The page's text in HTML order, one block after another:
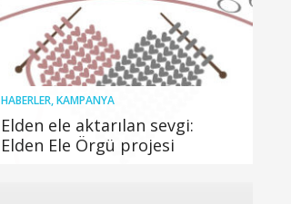
HABERLER,KAMPANYA
Elden ele aktarılan sevgi:
Elden Ele Örgü projesi